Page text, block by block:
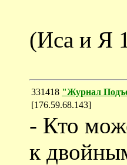
(Иса и Я
331418 "Журнал
[176.59.68.143]
- Кто
к